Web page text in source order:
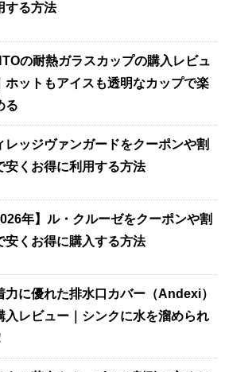
する方法
の耐熱ガラスカップの購入レビュ
ホットもアイスも透明なカップで楽
る
レッジヴァンガードをクーポンや割
安くお得に利用する方法
年】ル・クルーゼをクーポンや割
安くお得に購入する方法
力に優れた排水口カバー（Andexi）
入レビュー｜シンクに水を溜められ